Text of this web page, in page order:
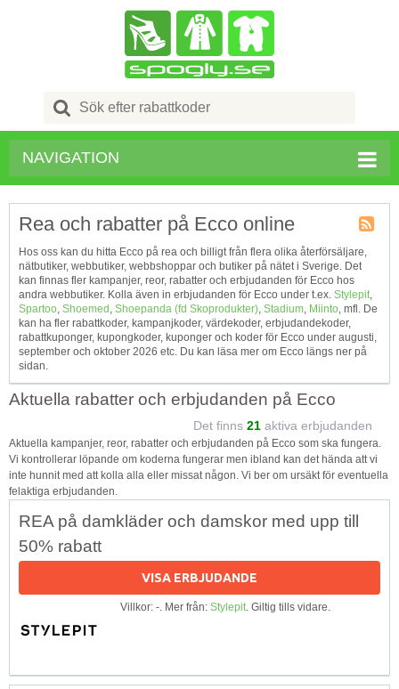
Search
for:
NAVIGATION
Tagg
Rea och rabatter på Ecco online
Hos oss kan du hitta Ecco på rea och billigt från flera olika återförsäljare,
nätbutiker, webbutiker, webbshoppar och butiker på nätet i Sverige. Det
kan finnas fler kampanjer, reor, rabatter och erbjudanden för Ecco hos
andra webbutiker. Kolla även in erbjudanden för Ecco under t.ex. Stylepit,
Spartoo, Shoemed , Shoepanda (fd Skoprodukter), Stadium, Miinto, mfl. De
kan ha fler rabattkoder, kampanjkoder, värdekoder, erbjudandekoder,
rabattkuponger, kupongkoder, kuponger och koder för Ecco under augusti,
september och oktober 2026 etc. Du kan läsa mer om Ecco längs ner på
sidan.
Aktuella rabatter och erbjudanden på Ecco
Det finns 21 aktiva erbjudanden
Aktuella kampanjer, reor, rabatter och erbjudanden på Ecco som ska fungera.
Vi kontrollerar löpande om koderna fungerar men ibland kan det hända att vi
inte hunnit med att kolla alla eller missat någon. Vi ber om ursäkt för eventuella
felaktiga erbjudanden.
REA på damkläder och damskor med upp till
50% rabatt
VISA ERBJUDANDE
Villkor: -. Mer från: Stylepit. Giltig tills vidare.